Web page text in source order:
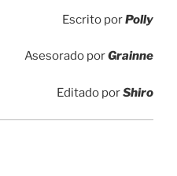
Escrito porPolly
Asesorado porGrainne
Editado porShiro